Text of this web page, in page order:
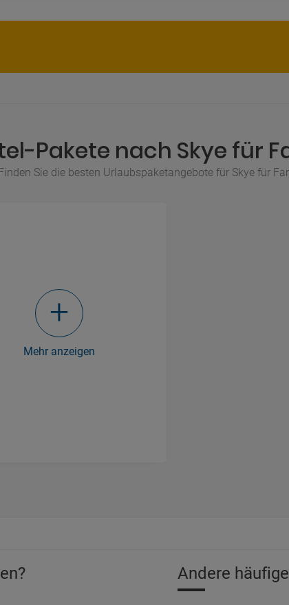
Pakete nach Skye für
Sie die besten Urlaubspaketangebote für Skye für
Mehr anzeigen
Andere